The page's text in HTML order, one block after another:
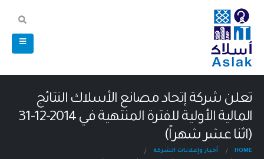
تعلن شركة إتحاد مصانع الأسلاك النتائج
المالية الأولية للفترة المنتهية في 2014-12-31
(اثنا عشر شهراً)
HOME
أخبار وإعلانات الشركة